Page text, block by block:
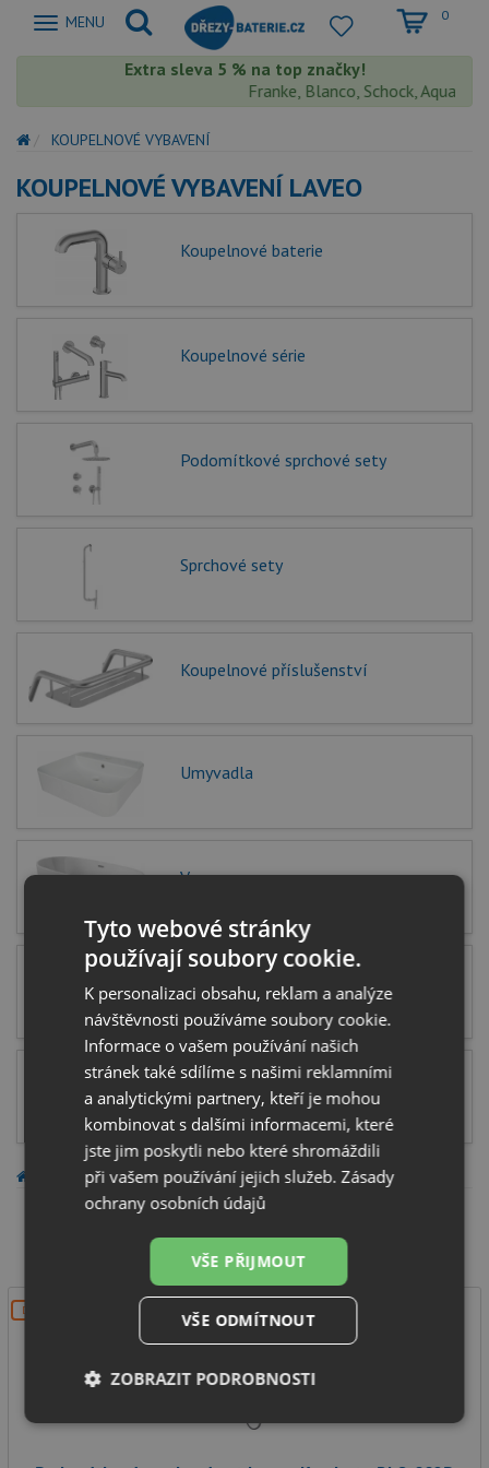
Zobrazit
MENU 0
Extra sleva 5 % na top značky!
Franke, Blanco, Schock,
KOUPELNOVÉ VYBAVENÍ
KOUPELNOVÉ VYBAVENÍ LAVEO
Koupelnové baterie
Koupelnové série
Podomítkové sprchové sety
Sprchové sety
Koupelnové příslušenství
Umyvadla
Vany
Závěsná WC
Závěsné WC sety
KOUPELNOVÉ VYBAVENÍ KOUPELNOVÉ VYBAVENÍ
Zobrazit filtry
DOPRAVA ZDARMA
Tyto webové stránky
používají soubory cookie.
K personalizaci obsahu, reklam a analýze
návštěvnosti používáme soubory cookie.
Informace o vašem používání našich
stránek také sdílíme s našimi reklamními
a analytickými partnery, kteří je mohou
kombinovat s dalšími informacemi, které
jste jim poskytli nebo které shromáždili
při vašem používání jejich služeb.Zásady
ochrany osobních údajů
VŠE PŘIJMOUT
VŠE ODMÍTNOUT
ZOBRAZIT PODROBNOSTI
Nezbytně
soubory
Výkonové
Soubory